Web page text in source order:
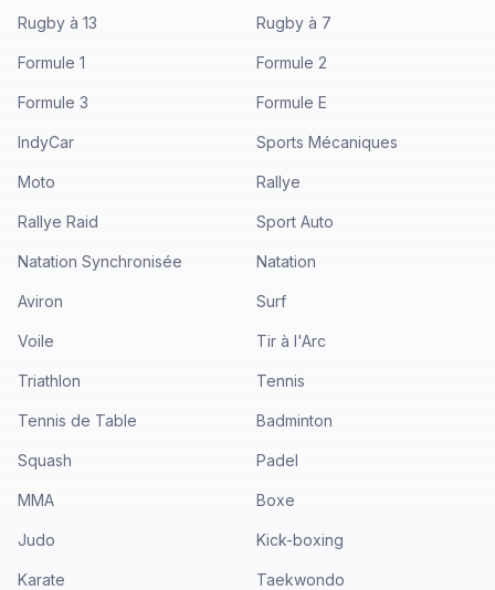
Rugby à 13 Rugby à 7
Formule 1 Formule 2
Formule 3 Formule E
IndyCar Sports Mécaniques
Moto Rallye
Rallye Raid Sport Auto
Natation Synchronisée Natation
Aviron Surf
Voile Tir à l'Arc
Triathlon Tennis
Tennis de Table Badminton
Squash Padel
MMA Boxe
Judo Kick-boxing
Karate Taekwondo